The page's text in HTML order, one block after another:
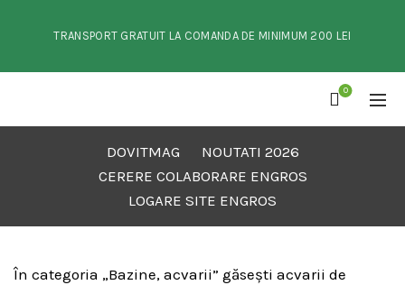
TRANSPORT GRATUIT LA COMANDA DE MINIMUM 200 LEI
0
DOVITMAG
NOUTATI 2026
CERERE COLABORARE ENGROS
LOGARE SITE ENGROS
În categoria „Bazine, acvarii” găsești acvarii de